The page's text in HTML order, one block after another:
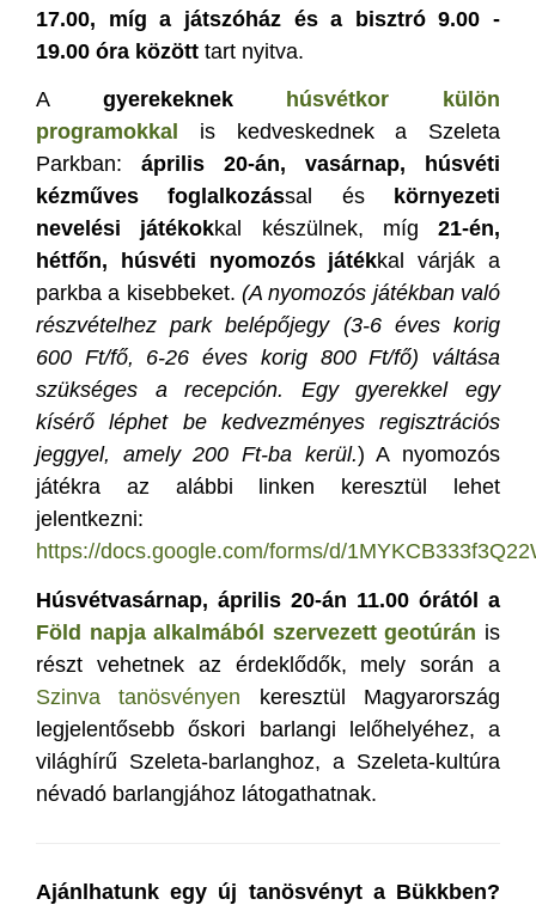
17.00, míg a játszóház és a bisztró 9.00 -
19.00 óra között tart nyitva.
A gyerekeknek
húsvétkor külön
programokkal
is kedveskednek a Szeleta
Parkban: április 20-án, vasárnap, húsvéti
kézműves foglalkozással és
környezeti
nevelési játékokkal készülnek, míg 21-én,
hétfőn, húsvéti nyomozós játékkal várják a
parkba a kisebbeket. (A nyomozós játékban való
részvételhez park belépőjegy (3-6 éves korig
600 Ft/fő, 6-26 éves korig 800 Ft/fő) váltása
szükséges a recepción. Egy gyerekkel egy
kísérő léphet be kedvezményes regisztrációs
jeggyel, amely 200 Ft-ba kerül.) A nyomozós
játékra az alábbi linken keresztül lehet
jelentkezni:
https://docs.google.com/forms/d/
Húsvétvasárnap, április 20-án 11.00 órától a
Föld napja alkalmából szervezett geotúrán is
részt vehetnek az érdeklődők, mely során a
Szinva tanösvényen keresztül Magyarország
legjelentősebb őskori barlangi lelőhelyéhez, a
világhírű Szeleta-barlanghoz, a Szeleta-kultúra
névadó barlangjához látogathatnak.
Ajánlhatunk egy új tanösvényt a Bükkben?